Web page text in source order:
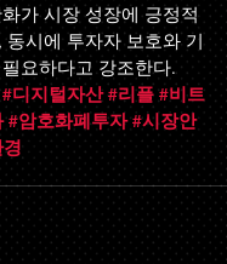
가 시장 성장에 긍정적
시에 투자자 보호와 기
요하다고 강조한다.
#디지털자산#리플#비트
#암호화폐투자#시장안